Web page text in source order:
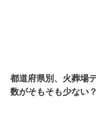
都道府県別、火葬場
数がそもそも少ない？